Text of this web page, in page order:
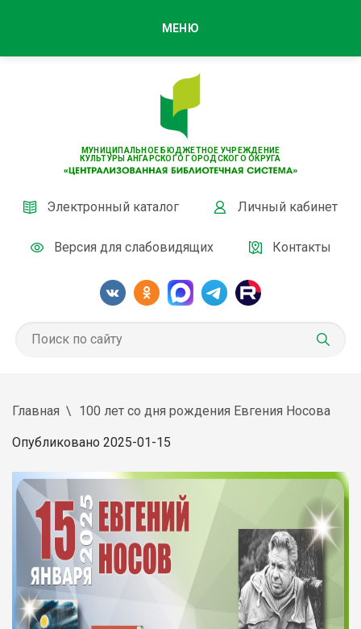
МУНИЦИПАЛЬНОЕ БЮДЖЕТНОЕ УЧРЕЖДЕНИЕ
КУЛЬТУРЫ АНГАРСКОГО ГОРОДСКОГО ОКРУГА
Электронный каталог Личный кабинет
Версия для слабовидящих Контакты
МЕНЮ
Главная 100 лет со дня рождения Евгения Носова
Опубликовано 2025-01-15